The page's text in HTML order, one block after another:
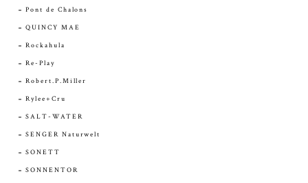
Pont de Chalons
QUINCY MAE
Rockahula
Re-Play
Robert.P.Miller
Rylee+Cru
SALT-WATER
SENGER Naturwelt
SONETT
SONNENTOR